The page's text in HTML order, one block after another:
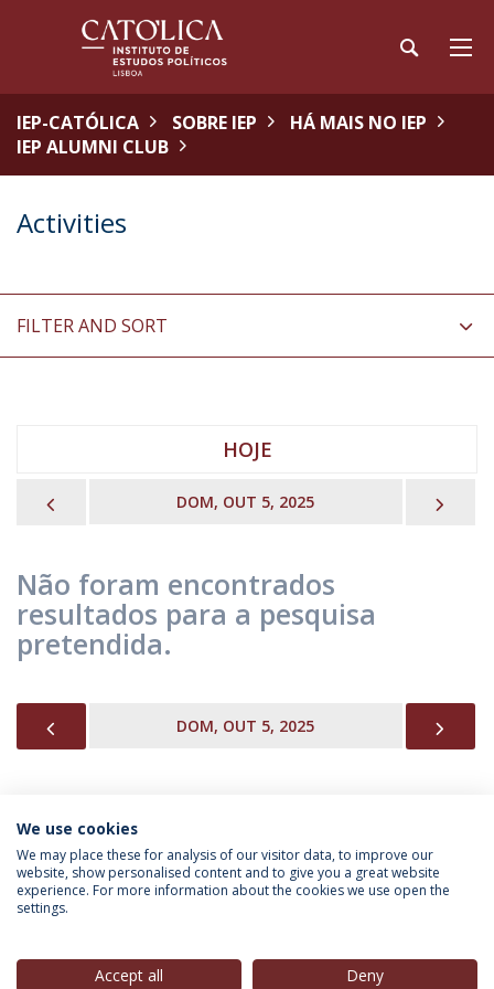
IEP-CATÓLICA SOBRE IEP
HÁ MAIS NO IEP
IEP ALUMNI CLUB
Activities
FILTER AND SORT
HOJE
DOM, OUT 5, 2025
Não foram encontrados
resultados para a pesquisa
pretendida.
DOM, OUT 5, 2025
INFORMAÇÃO PARA
We use cookies
We may place these for analysis of our visitor data, to improve our
website, show personalised content and to give you a great website
experience. For more information about the cookies we use open the
settings.
Accept all Deny